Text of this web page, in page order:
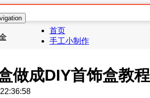
首页
手工小制作
做成DIY首饰盒教程